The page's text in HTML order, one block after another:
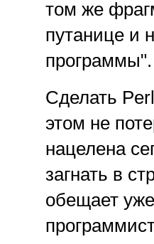
том же
путанице и
программы".
Сделать
этом не
нацелена
загнать в
обещает